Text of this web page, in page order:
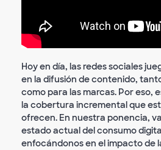
Hoy en día, las redes sociales
en la difusión de contenido,
como para las marcas. Por eso,
la cobertura incremental que
ofrecen. En nuestra ponencia,
estado actual del consumo
enfocándonos en el impacto de